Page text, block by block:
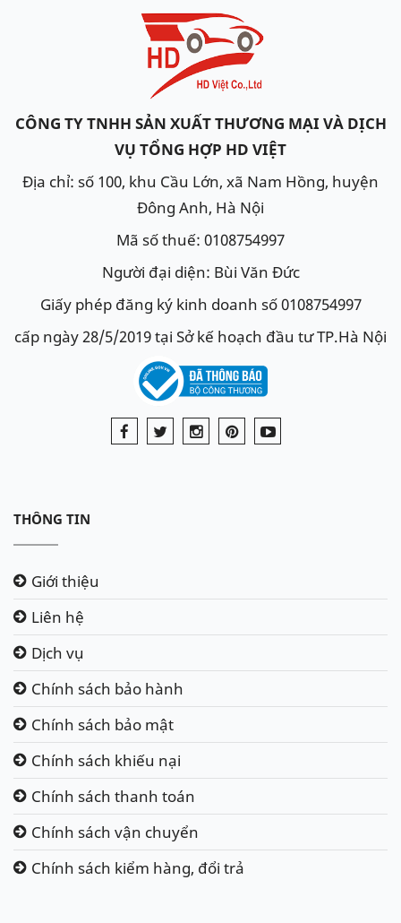
CÔNG TY TNHH SẢN XUẤT THƯƠNG MẠI VÀ DỊCH
VỤ TỔNG HỢP HD VIỆT
Địa chỉ: số 100, khu Cầu Lớn, xã Nam Hồng, huyện
Đông Anh, Hà Nội
Mã số thuế: 0108754997
Người đại diện: Bùi Văn Đức
Giấy phép đăng ký kinh doanh số 0108754997
cấp ngày 28/5/2019 tại Sở kế hoạch đầu tư TP.Hà Nội
THÔNG TIN
Giới thiệu
Liên hệ
Dịch vụ
Chính sách bảo hành
Chính sách bảo mật
Chính sách khiếu nại
Chính sách thanh toán
Chính sách vận chuyển
Chính sách kiểm hàng, đổi trả